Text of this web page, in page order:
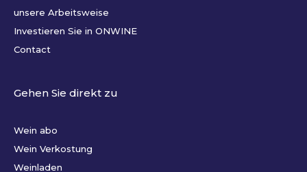
unsere Arbeitsweise
Investieren Sie in ONWINE
Contact
Gehen Sie direkt zu
Wein abo
Wein Verkostung
Weinladen